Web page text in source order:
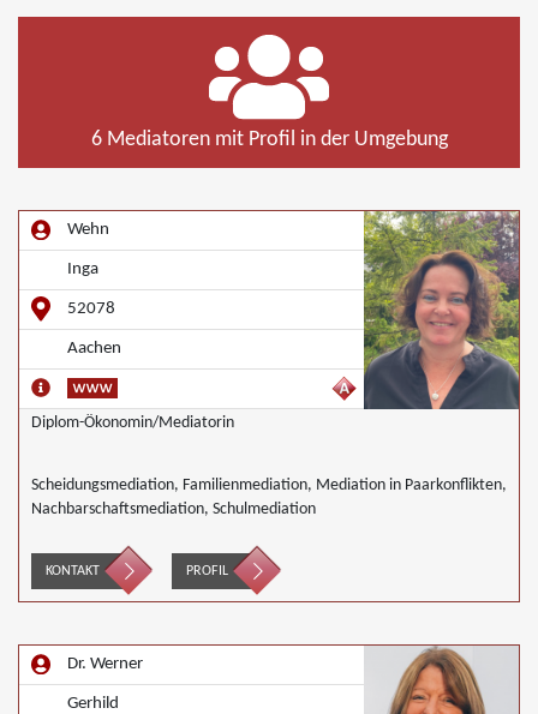
6 Mediatoren mit Profil in der Umgebung
Wehn
Inga
52078
Aachen
Diplom-Ökonomin/Mediatorin
Scheidungsmediation, Familienmediation, Mediation in Paarkonflikten,
Nachbarschaftsmediation, Schulmediation
KONTAKT PROFIL
Dr. Werner
Gerhild